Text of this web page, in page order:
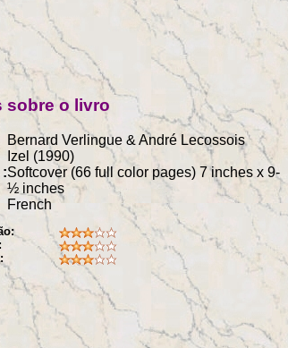
sobre o livro
Bernard Verlingue & André Lecossois
Izel (1990)
Softcover (66 full color pages) 7 inches x 9-
½ inches
French